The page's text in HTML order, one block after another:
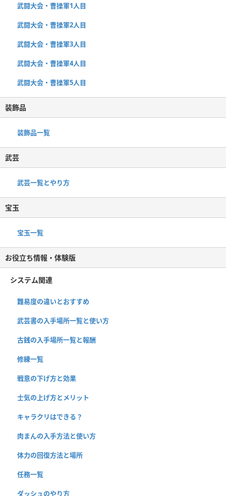
武闘大会・曹操軍1人目
武闘大会・曹操軍2人目
武闘大会・曹操軍3人目
武闘大会・曹操軍4人目
武闘大会・曹操軍5人目
装飾品
装飾品一覧
武芸
武芸一覧とやり方
宝玉
宝玉一覧
お役立ち情報・体験版
システム関連
難易度の違いとおすすめ
武芸書の入手場所一覧と使い方
古銭の入手場所一覧と報酬
修練一覧
戦意の下げ方と効果
士気の上げ方とメリット
キャラクリはできる？
肉まんの入手方法と使い方
体力の回復方法と場所
任務一覧
ダッシュのやり方